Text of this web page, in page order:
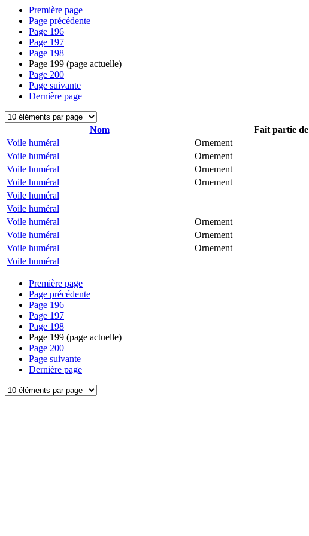
Première page
Page précédente
Page 196
Page 197
Page 198
Page 199 (page actuelle)
Page 200
Page suivante
Dernière page
Nom Fait partie de
Voile huméral
Ornement
Voile huméral
Ornement
Voile huméral
Ornement
Voile huméral
Ornement
Voile huméral
Voile huméral
Voile huméral
Ornement
Voile huméral
Ornement
Voile huméral
Ornement
Voile huméral
Première page
Page précédente
Page 196
Page 197
Page 198
Page 199 (page actuelle)
Page 200
Page suivante
Dernière page